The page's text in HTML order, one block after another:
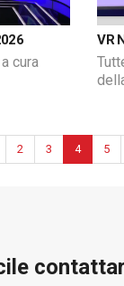
cura
VR
2 3 4 5